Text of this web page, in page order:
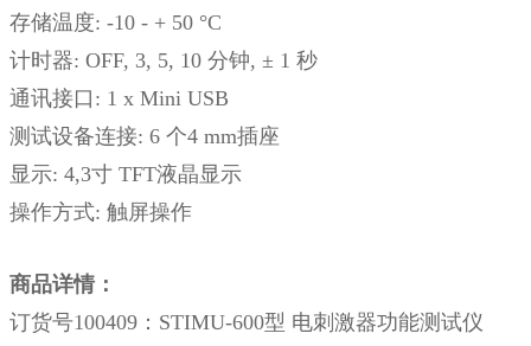
存储温度: -10 - + 50 °C
计时器: OFF, 3, 5, 10 分钟, ± 1 秒
通讯接口: 1 x Mini USB
测试设备连接: 6 个4 mm插座
显示: 4,3寸 TFT液晶显示
操作方式: 触屏操作
商品详情：
订货号100409：STIMU-600型 电刺激器功能测试仪